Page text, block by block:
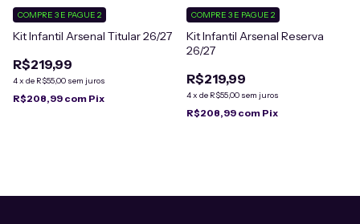
Kit Infantil Arsenal Titular 26/27
R$219,99
4x de R$55,00 sem juros
COMPRE 3 E PAGUE 2
R$208,99 com Pix
Kit Infantil Arsenal Reserva
26/27
R$219,99
4x de R$55,00 sem juros
COMPRE 3 E PAGUE 2
R$208,99 com Pix